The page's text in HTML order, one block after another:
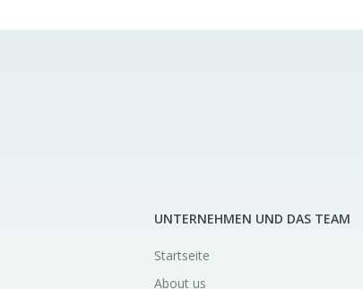
UNTERNEHMEN UND DAS TEAM
Startseite
About us